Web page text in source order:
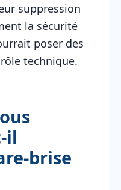
suppression
la sécurité
poser des
technique.
il
brise